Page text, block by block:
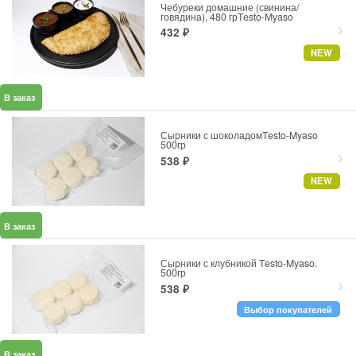
Чебуреки домашние (свинина/
говядина), 480 грTesto-Myaso
432 ₽
NEW
В заказ
Сырники с шоколадомTesto-Myaso
500гр
538 ₽
NEW
В заказ
Сырники с клубникой Testo-Myaso.
500гр
538 ₽
Выбор покупателей
В заказ